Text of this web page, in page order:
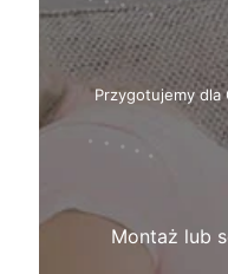
Przygotujemy dla
Montaż lub